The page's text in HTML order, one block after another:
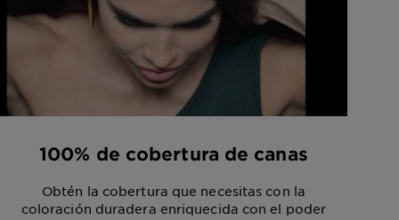
100% de cobertura de canas
Obtén la cobertura que necesitas con la
coloración duradera enriquecida con el poder